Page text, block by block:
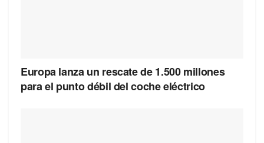
Europa lanza un rescate de 1.500 millones
para el punto débil del coche eléctrico